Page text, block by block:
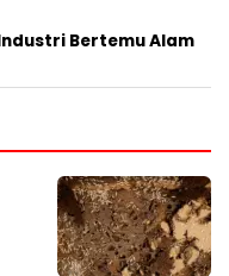
Bertemu Alam